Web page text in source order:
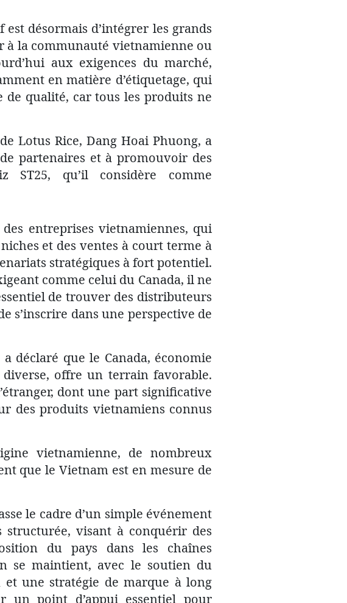
désormais d’intégrer les grands
à la communauté vietnamienne ou
aux exigences du marché,
en matière d’étiquetage, qui
de qualité, car tous les produits ne
Lotus Rice, Dang Hoai Phuong, a
partenaires et à promouvoir des
qu’il considère comme
entreprises vietnamiennes, qui
et des ventes à court terme à
stratégiques à fort potentiel.
comme celui du Canada, il ne
de trouver des distributeurs
s’inscrire dans une perspective de
déclaré que le Canada, économie
offre un terrain favorable.
dont une part significative
des produits vietnamiens connus
vietnamienne, de nombreux
que le Vietnam est en mesure de
le cadre d’un simple événement
structurée, visant à conquérir des
du pays dans les chaînes
se maintient, avec le soutien du
une stratégie de marque à long
un point d’appui essentiel pour